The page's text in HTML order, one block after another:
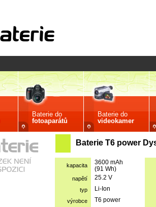
Baterie do
fotoaparátů
Baterie do
videokamer
Baterie T6 power
kapacita
3600 mAh
(91 Wh)
napětí 25.2 V
typ Li-Ion
výrobce T6 power